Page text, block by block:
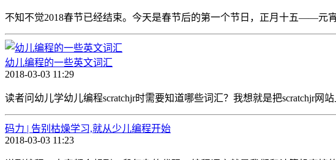
不知不觉2018春节已经结束。今天是春节后的第一个节日，正月十五——元
幼儿编程的一些英文词汇
2018-03-03 11:29
读者问幼儿学幼儿编程scratchjr时需要知道哪些词汇？我想就是把scratchjr网
码力 | 告别枯燥学习,就从少儿编程开始
2018-03-03 11:23